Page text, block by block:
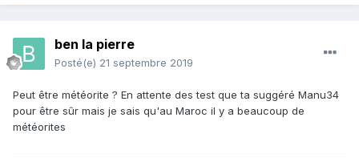
ben la pierre
Posté(e) 21 septembre 2019
Peut être météorite ? En attente des test que ta suggéré Manu34
pour être sûr mais je sais qu'au Maroc il y a beaucoup de
météorites